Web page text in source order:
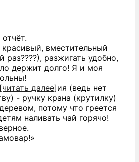
вместительный
разжигать удобно,
держит долго! Я и моя
[читать далее]ия (ведь нет
- ручку крана (крутилку)
потому что греется
наливать чай горячо!
»